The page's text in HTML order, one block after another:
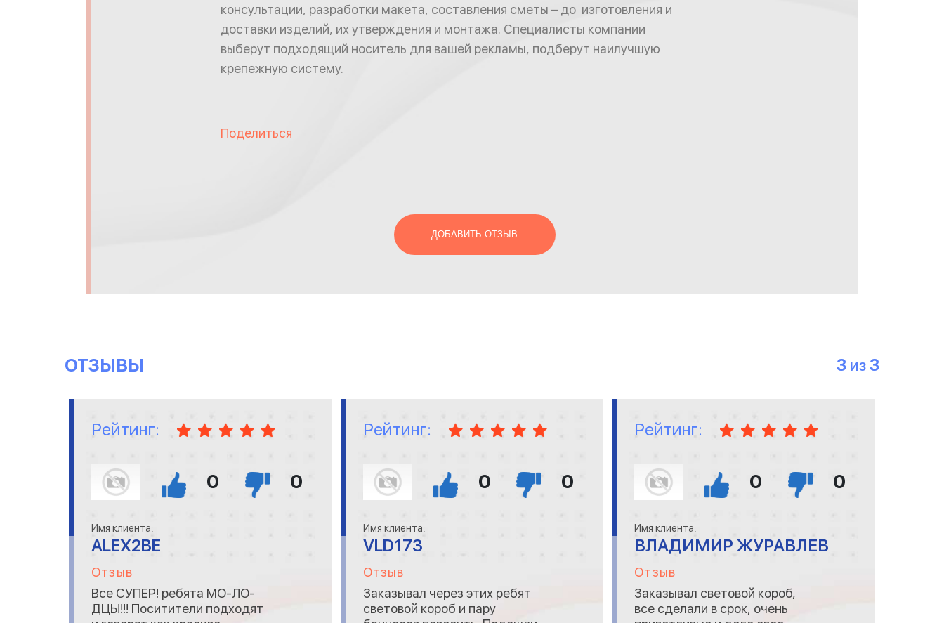
консультации, разработки макета, составления сметы – до изготовления и
доставки изделий, их утверждения и монтажа. Специалисты компании
выберут подходящий носитель для вашей рекламы, подберут наилучшую
крепежную систему.
Поделиться
ДОБАВИТЬ ОТЗЫВ
ОТЗЫВЫ 3 ИЗ 3
Рейтинг:
0 0
Имя клиента:
ALEX2BE
Отзыв
Все СУПЕР! ребята МО-ЛО-
ДЦЫ!!! Поситители подходят
Рейтинг:
0 0
Имя клиента:
VLD173
Отзыв
Заказывал через этих ребят
световой короб и пару
Рейтинг:
0 0
Имя клиента:
ВЛАДИМИР ЖУРАВЛЕВ
Отзыв
Заказывал световой короб,
все сделали в срок, очень